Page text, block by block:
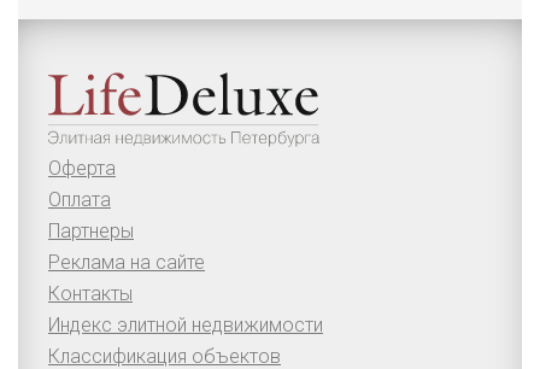
Оферта
Оплата
Партнеры
Реклама на сайте
Контакты
Индекс элитной недвижимости
Классификация объектов